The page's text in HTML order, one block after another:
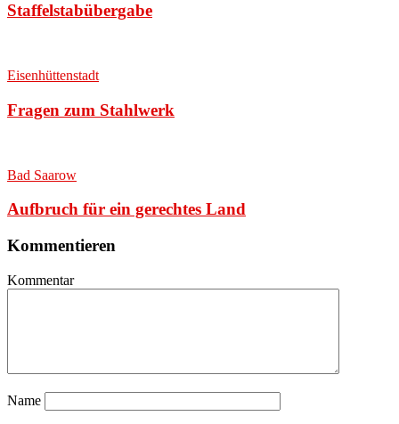
Staffelstabübergabe
Eisenhüttenstadt
Fragen zum Stahlwerk
Bad Saarow
Aufbruch für ein gerechtes Land
Kommentieren
Kommentar
Name